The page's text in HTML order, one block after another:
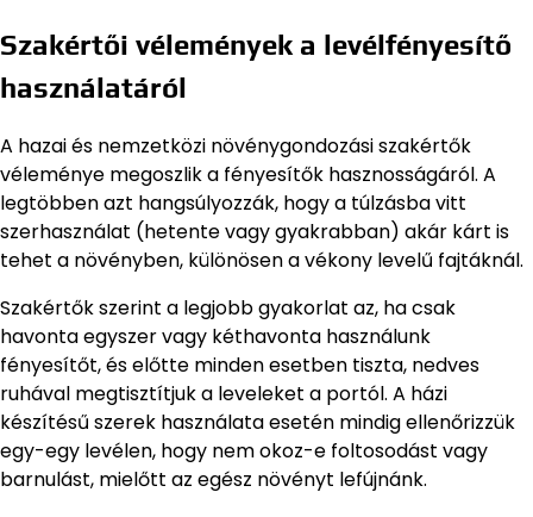
Szakértői vélemények a levélfényesítő
használatáról
A hazai és nemzetközi növénygondozási szakértők
véleménye megoszlik a fényesítők hasznosságáról. A
legtöbben azt hangsúlyozzák, hogy a túlzásba vitt
szerhasználat (hetente vagy gyakrabban) akár kárt is
tehet a növényben, különösen a vékony levelű fajtáknál.
Szakértők szerint a legjobb gyakorlat az, ha csak
havonta egyszer vagy kéthavonta használunk
fényesítőt, és előtte minden esetben tiszta, nedves
ruhával megtisztítjuk a leveleket a portól. A házi
készítésű szerek használata esetén mindig ellenőrizzük
egy-egy levélen, hogy nem okoz-e foltosodást vagy
barnulást, mielőtt az egész növényt lefújnánk.